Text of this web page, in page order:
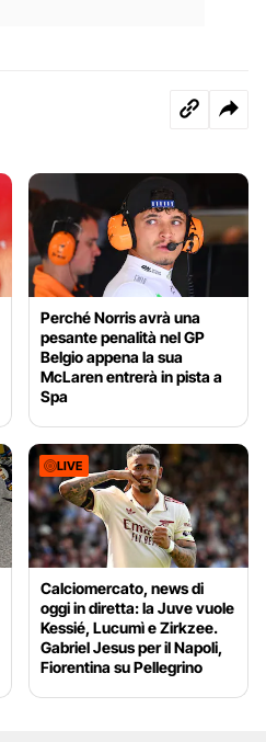
Perché Norris avrà una
pesante penalità nel GP
Belgio appena la sua
McLaren entrerà in pista a
Spa
LIVE
Calciomercato, news di
oggi in diretta: la Juve vuole
Kessié, Lucumì e Zirkzee.
Gabriel Jesus per il Napoli,
Fiorentina su Pellegrino